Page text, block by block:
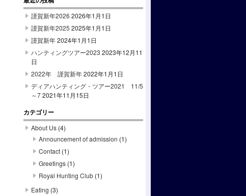
謹賀新年2026 2026年1月1日
謹賀新年2025 2025年1月1日
謹賀新年2024年1月1日
ハンティングツアー2023 2023年12月11
日
2022年 謹賀新年2022年1月1日
ディアハンティング・ツアー2021 11/5
～72021年11月15日
カテゴリー
About Us (4)
Announcement of admission (1)
Contact (1)
Greetings (1)
Royal Hunting Club (1)
Eating (3)